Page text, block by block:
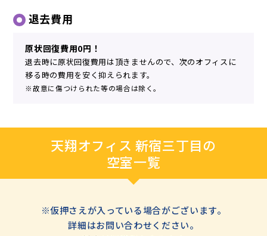
退去費用
原状回復費用0円！
退去時に原状回復費用は頂きませんので、次のオフィスに
移る時の費用を安く抑えられます。
※故意に傷つけられた等の場合は除く。
天翔オフィス 新宿三丁目の
空室一覧
※仮押さえが入っている場合がございます。
詳細はお問い合わせください。